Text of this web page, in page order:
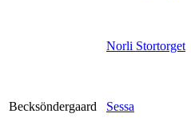
Norli Stortorget
Becksöndergaard Sessa